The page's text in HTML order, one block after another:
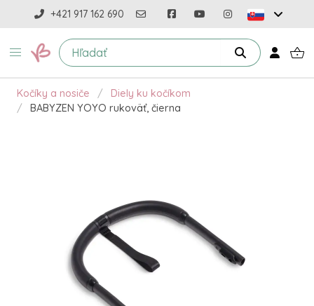
+421 917 162 690
Kočíky a nosiče
Diely ku kočíkom
BABYZEN YOYO rukoväť, čierna